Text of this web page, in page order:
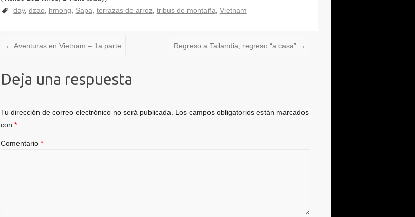
day dzao hmong Sapa terrazas de arroz tribus de montaña Vietnam
← Aventuras en Vietnam – 1a parte Regreso a Tailandia, regreso “a casa” →
Deja una respuesta
Tu dirección de correo electrónico no será publicada. Los campos obligatorios están marcados
con *
Comentario *